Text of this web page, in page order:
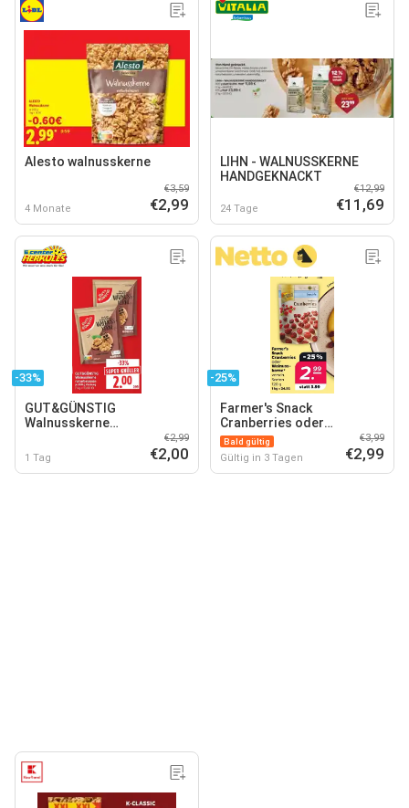
Alesto walnusskerne
4 Monate
€3,59
€2,99
LIHN - WALNUSSKERNE
HANDGEKNACKT
24 Tage
€12,99
€11,69
-33%
GUT&GÜNSTIG
Walnusskerne
1 Tag
€2,99
€2,00
-25%
Farmer's Snack
Cranberries oder
Walnusskerne
Bald gültig
Gültig in 3 Tagen
€3,99
€2,99